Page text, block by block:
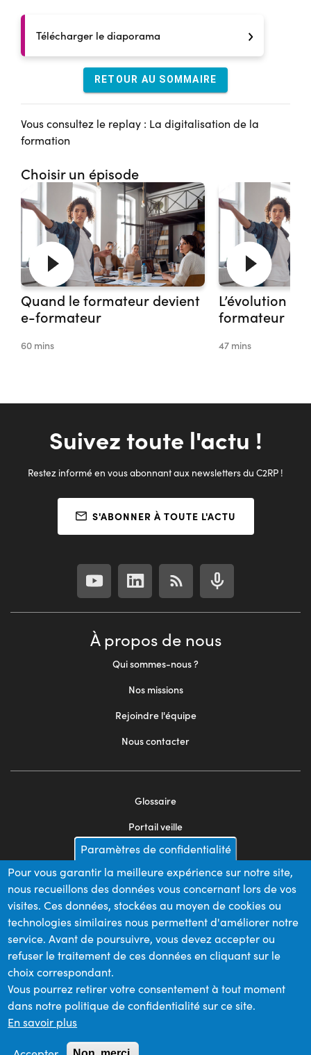
Télécharger le diaporama
RETOUR AU SOMMAIRE
Vous consultez le replay : La digitalisation de la
formation
Choisir un épisode
Quand le formateur devient
e-formateur
60 mins
L’évolution
formateur
47 mins
Suivez toute l'actu !
Restez informé en vous abonnant aux newsletters du C2RP !
S'ABONNER À TOUTE L'ACTU
À propos de nous
Qui sommes-nous ?
Nos missions
Rejoindre l'équipe
Nous contacter
2
Glossaire
Portail veille
Mentions légales
Appels d'offres
Plan du site
Nos financeurs
Membre du
Paramètres de confidentialité
Pour vous garantir la meilleure expérience sur notre site,
nous recueillons des données vous concernant lors de vos
visites. Ces données, stockées au moyen de cookies ou
technologies similaires nous permettent d'améliorer notre
service. Avant de poursuivre, vous devez accepter ou
refuser le traitement de ces données en cliquant sur le
choix correspondant.
Vous pourrez retirer votre consentement à tout moment
dans notre politique de confidentialité sur ce site.
En savoir plus